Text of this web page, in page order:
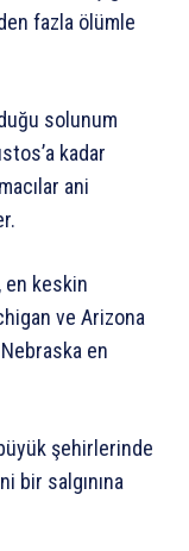
fazla ölümle
solunum
kadar
ani
en keskin
ve Arizona
en
büyük şehirlerinde
bir salgınına